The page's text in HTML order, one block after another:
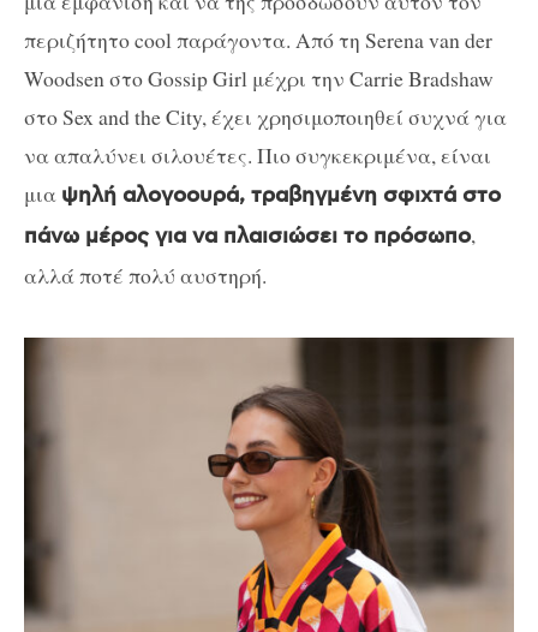
περιζήτητο cool παράγοντα. Από τη Serena van der
Woodsen στο Gossip Girl μέχρι την Carrie Bradshaw
στο Sex and the City, έχει χρησιμοποιηθεί συχνά για
να απαλύνει σιλουέτες. Πιο συγκεκριμένα, είναι
μια ψηλή αλογοουρά, τραβηγμένη σφιχτά στο
πάνω μέρος για να πλαισιώσει το πρόσωπο,
αλλά ποτέ πολύ αυστηρή.